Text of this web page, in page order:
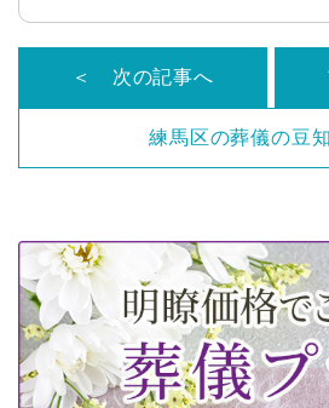
＜ 次の記事へ
練馬区の葬儀の豆